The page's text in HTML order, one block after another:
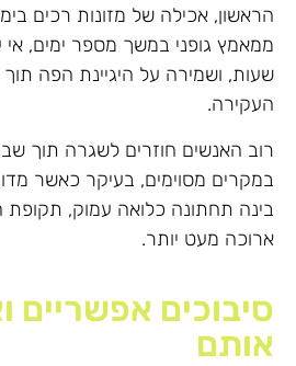
הראשון, אכילה של מזונות רכים
שעות, ושמירה על היגיינת הפה תוך
העקירה.
רוב האנשים חוזרים לשגרה תוך
במקרים מסוימים, בעיקר כאשר
בינה תחתונה כלואה עמוק, תקופת
ארוכה מעט יותר.
סיבוכים אפשריים
אותם